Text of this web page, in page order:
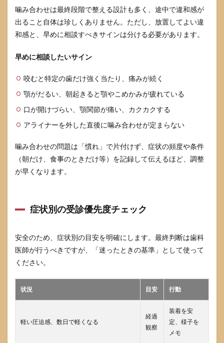
噛み合わせは最終段階で整える設計も多く、途中で違和感が
出ること自体は珍しくありません。ただし、放置してよい違
和感と、早めに相談すべきサインは分ける必要があります。
早めに相談したいサイン
咬むと特定の歯だけ強く当たり、痛みが続く
顎がだるい、朝起きると顎やこめかみが疲れている
口が開けづらい、顎関節が痛い、カクカクする
アライナーを外した直後に噛み合わせが定まらない
噛み合わせの問題は「慣れ」で片付けず、症状の頻度や条件
（朝だけ、食事のときだけ等）を記録して伝えるほど、調整
が早くなります。
症状別の受診優先度チェック
安全のため、症状別の目安を明確にします。最終判断は歯科
医師が行うべきですが、「迷ったときの基準」として使って
ください。
状況 目安 行動
軽い圧迫感、数日で軽くなる
経過
観察
装着を安
定、様子を
メモ